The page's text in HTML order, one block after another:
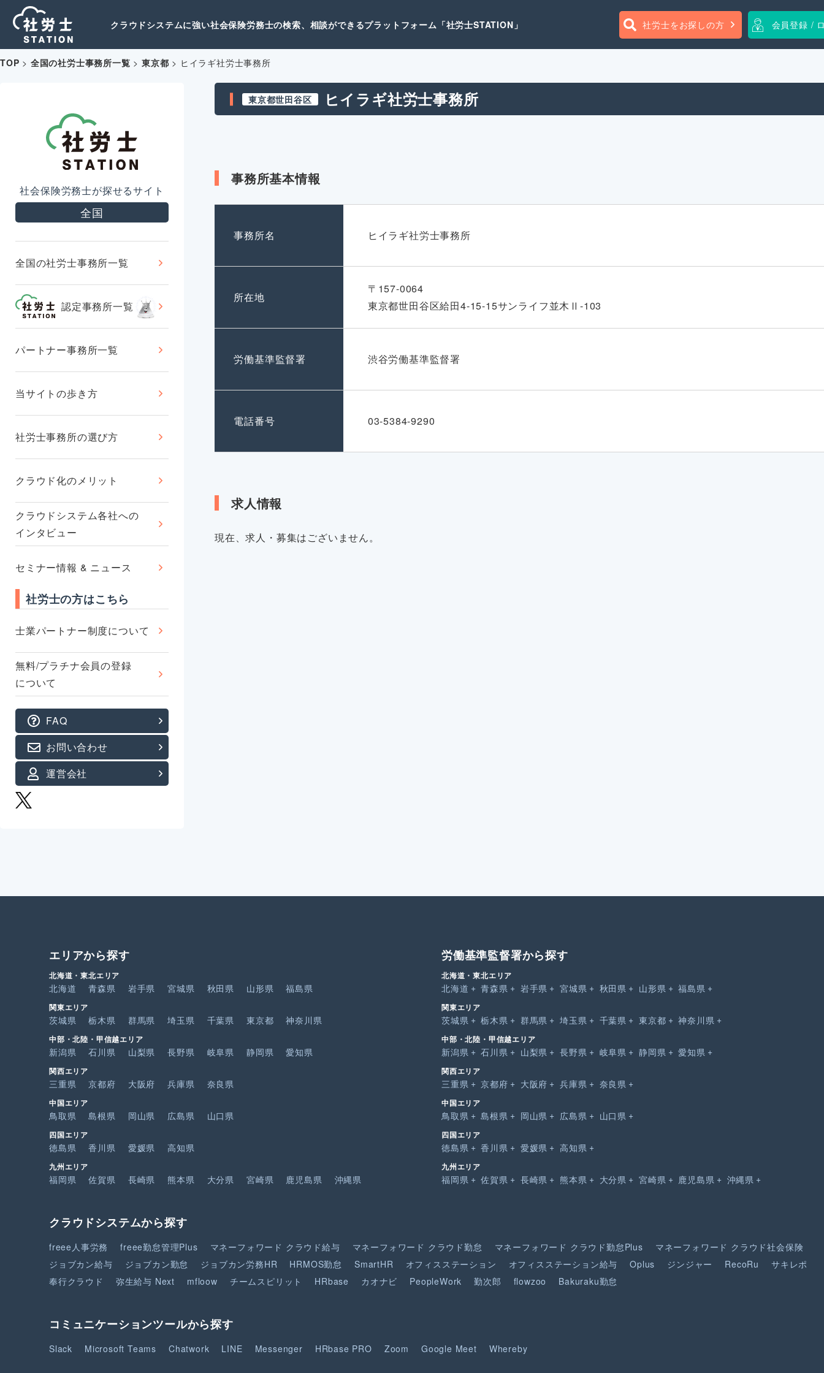
クラウドシステムに強い社会保険労務士の検索、相談ができるプラットフォーム「社労士STATION」 社労士をお探しの方 会員登録 /
TOP > 全国の社労士事務所一覧 >東京都 > ヒイラギ社労士事務所
社会保険労務士が探せるサイト
全国
全国の社労士事務所一覧
認定事務所一覧
パートナー事務所一覧
当サイトの歩き方
社労士事務所の選び方
クラウド化のメリット
クラウドシステム各社への
インタビュー
セミナー情報 & ニュース
社労士の方はこちら
士業パートナー制度について
無料/プラチナ会員の登録
について
FAQ
お問い合わせ
運営会社
東京都世田谷区 ヒイラギ社労士事務所
事務所基本情報
事務所名 ヒイラギ社労士事務所
所在地
〒157-0064
東京都世田谷区給田4-15-15サンライフ並木Ⅱ-103
労働基準監督署 渋谷労働基準監督署
電話番号 03-5384-9290
求人情報
現在、求人・募集はございません。
エリアから探す
北海道・東北エリア
北海道 青森県 岩手県 宮城県 秋田県 山形県 福島県
関東エリア
茨城県 栃木県 群馬県 埼玉県 千葉県 東京都 神奈川県
中部・北陸・甲信越エリア
新潟県 石川県 山梨県 長野県 岐阜県 静岡県 愛知県
関西エリア
三重県 京都府 大阪府 兵庫県 奈良県
中国エリア
鳥取県 島根県 岡山県 広島県 山口県
四国エリア
徳島県 香川県 愛媛県 高知県
九州エリア
福岡県 佐賀県 長崎県 熊本県 大分県 宮崎県 鹿児島県 沖縄県
労働基準監督署から探す
北海道・東北エリア
北海道 青森県 岩手県 宮城県 秋田県 山形県 福島県
関東エリア
茨城県 栃木県 群馬県 埼玉県 千葉県 東京都 神奈川県
中部・北陸・甲信越エリア
新潟県 石川県 山梨県 長野県 岐阜県 静岡県 愛知県
関西エリア
三重県 京都府 大阪府 兵庫県 奈良県
中国エリア
鳥取県 島根県 岡山県 広島県 山口県
四国エリア
徳島県 香川県 愛媛県 高知県
九州エリア
福岡県 佐賀県 長崎県 熊本県 大分県 宮崎県 鹿児島県 沖縄県
クラウドシステムから探す
freee人事労務 freee勤怠管理Plus マネーフォワード クラウド給与 マネーフォワード クラウド勤怠 マネーフォワード クラウド勤怠Plus マネーフォワード クラウド社会保険
ジョブカン給与
ジョブカン勤怠 ジョブカン労務HR HRMOS勤怠 SmartHR オフィスステーション オフィスステーション給与 Oplus ジンジャー RecoRu
サキレポ
奉行クラウド
弥生給与 Next mfloow チームスピリット HRbase カオナビ PeopleWork 勤次郎 flowzoo Bakuraku勤怠
コミュニケーションツールから探す
Slack Microsoft Teams Chatwork LINE Messenger HRbase PRO Zoom Google Meet Whereby